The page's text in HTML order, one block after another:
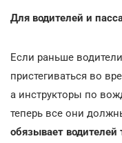
Для водителей и
Если раньше
пристегиваться во
а инструкторы по
теперь все они
обязывает водителей